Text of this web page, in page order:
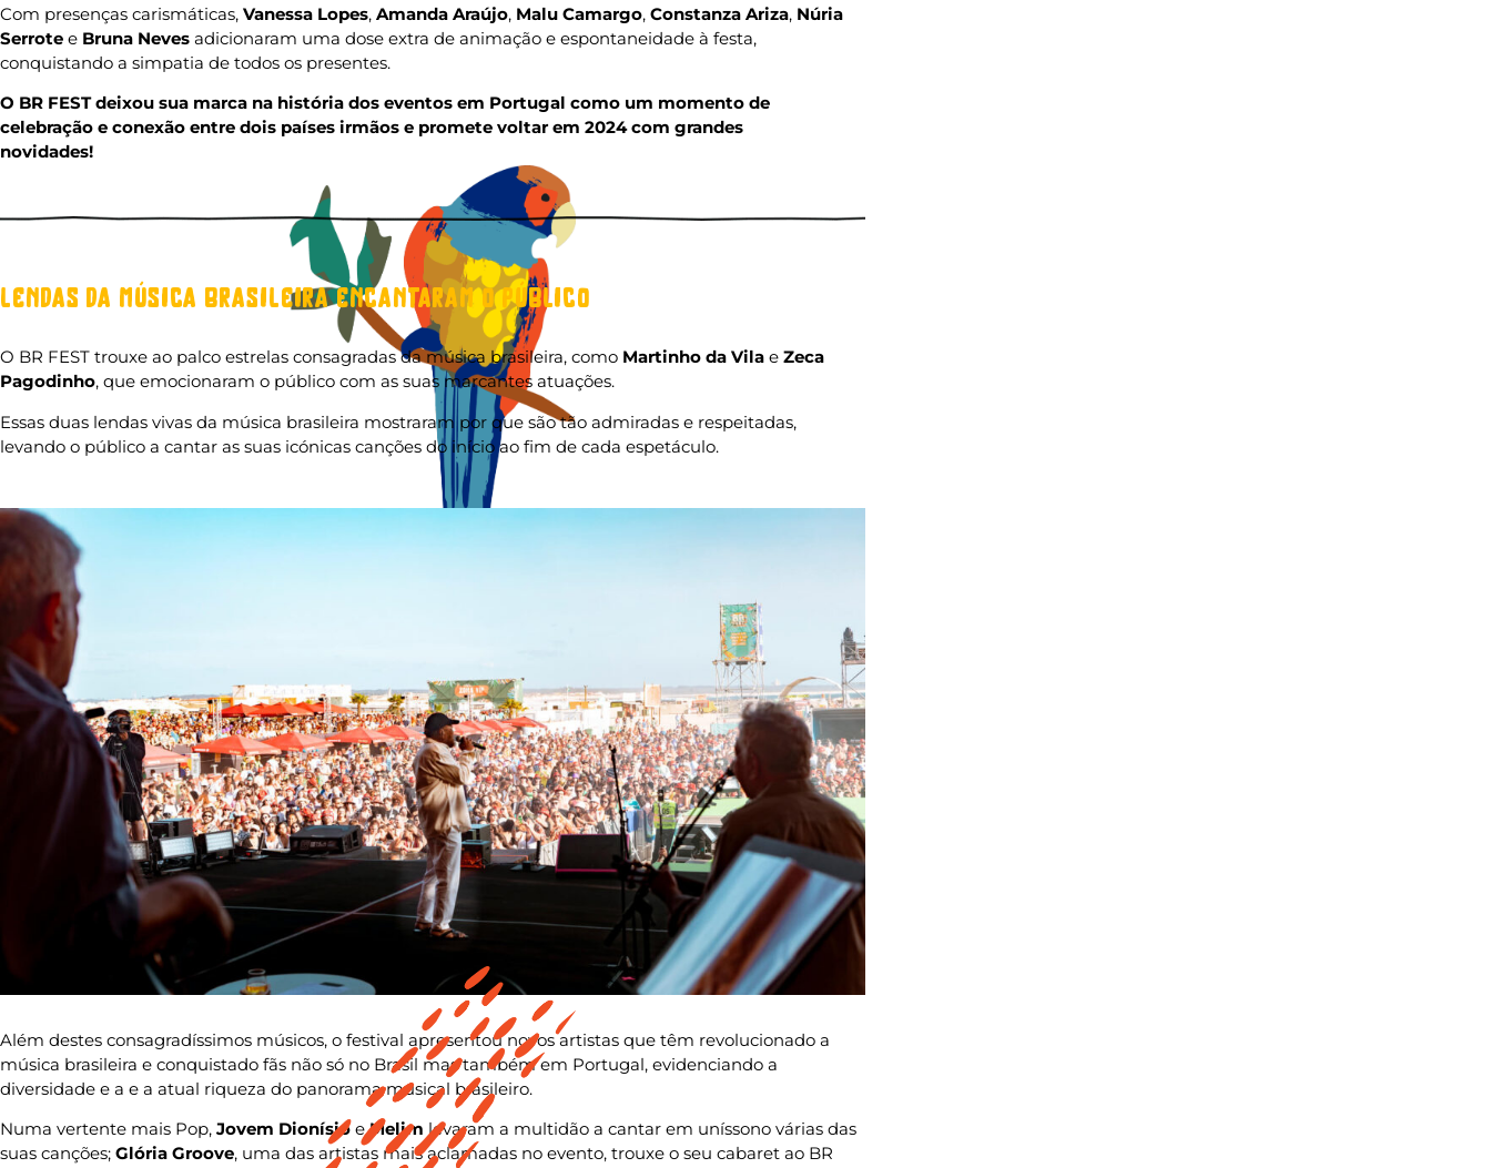
Com presenças carismáticas, Vanessa Lopes, Amanda Araújo, Malu Camargo, Constanza Ariza, Núria
Serrote e Bruna Neves adicionaram uma dose extra de animação e espontaneidade à festa,
conquistando a simpatia de todos os presentes.
O BR FEST deixou sua marca na história dos eventos em Portugal como um momento de
celebração e conexão entre dois países irmãos e promete voltar em 2024 com grandes
novidades!
lendas da música brasileira encantaram o público
O BR FEST trouxe ao palco estrelas consagradas da música brasileira, como Martinho da Vila e Zeca
Pagodinho, que emocionaram o público com as suas marcantes atuações.
Essas duas lendas vivas da música brasileira mostraram por que são tão admiradas e respeitadas,
levando o público a cantar as suas icónicas canções do início ao fim de cada espetáculo.
Além destes consagradíssimos músicos, o festival apresentou novos artistas que têm revolucionado a
música brasileira e conquistado fãs não só no Brasil mas também em Portugal, evidenciando a
diversidade e a e a atual riqueza do panorama musical brasileiro.
Numa vertente mais Pop, Jovem DionísioeMelim levaram a multidão a cantar em uníssono várias das
suas canções; Glória Groove, uma das artistas mais aclamadas no evento, trouxe o seu cabaret ao BR